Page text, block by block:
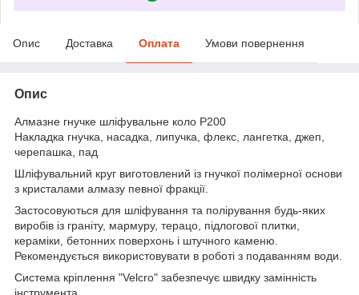
Опис Доставка Оплата Умови повернення
Опис
Алмазне гнучке шліфувальне коло P200
Накладка гнучка, насадка, липучка, флекс, лангетка, джеп,
черепашка, пад
Шліфувальний круг виготовлений із гнучкої полімерної основи
з кристалами алмазу певної фракції.
Застосовуються для шліфування та полірування будь-яких
виробів із граніту, мармуру, терацо, підлогової плитки,
кераміки, бетонних поверхонь і штучного каменю.
Рекомендується використовувати в роботі з подаванням води.
Система кріплення "Velcro" забезпечує швидку замінність
інструмента.